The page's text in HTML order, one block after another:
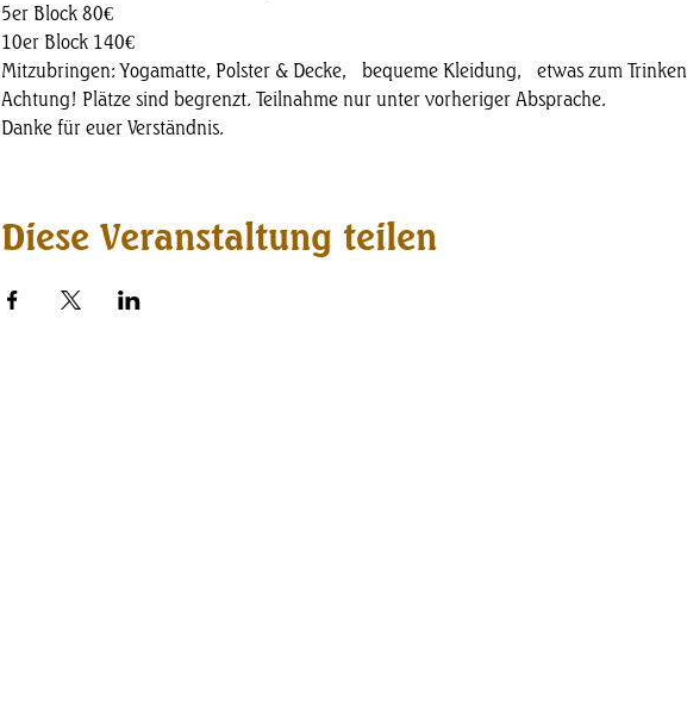
5er Block 80€
10er Block 140€
Mitzubringen: Yogamatte, Polster & Decke,  bequeme Kleidung,  etwas zum Trinken
Achtung! Plätze sind begrenzt. Teilnahme nur unter vorheriger Absprache.
Danke für euer Verständnis.
Diese Veranstaltung teilen